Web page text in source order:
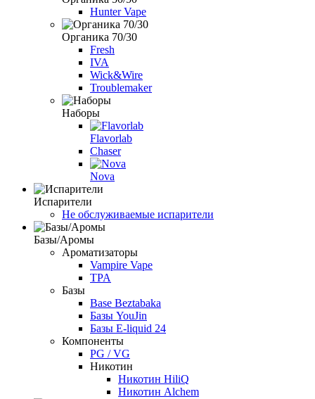
Hunter Vape
Органика 70/30
Fresh
IVA
Wick&Wire
Troublemaker
Наборы
Flavorlab
Chaser
Nova
Испарители
Не обслуживаемые испарители
Базы/Аромы
Ароматизаторы
Vampire Vape
TPA
Базы
Base Beztabaka
Базы YouJin
Базы E-liquid 24
Компоненты
PG / VG
Никотин
Никотин HiliQ
Никотин Alchem